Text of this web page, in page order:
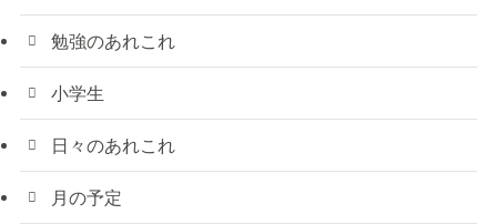
勉強のあれこれ
小学生
日々のあれこれ
月の予定